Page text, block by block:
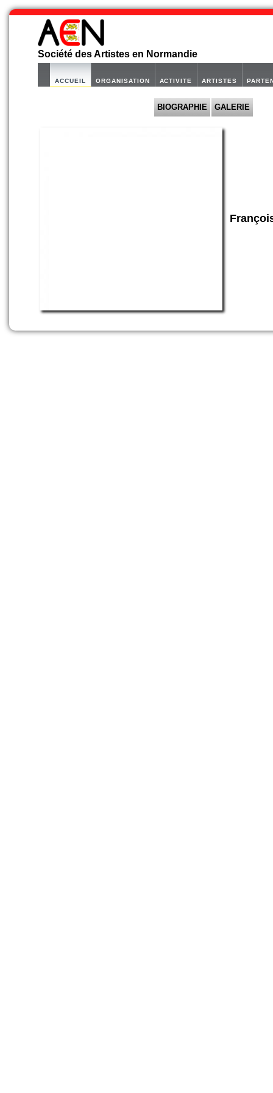
Société des Artistes en Normandie
ACCUEIL ORGANISATION ACTIVITE ARTISTES
BIOGRAPHIE GALERIE